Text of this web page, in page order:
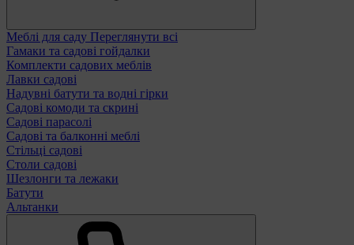
Меблі для саду Переглянути всі
Гамаки та садові гойдалки
Комплекти садових меблів
Лавки садові
Надувні батути та водні гірки
Садові комоди та скрині
Садові парасолі
Садові та балконні меблі
Стільці садові
Столи садові
Шезлонги та лежаки
Батути
Альтанки